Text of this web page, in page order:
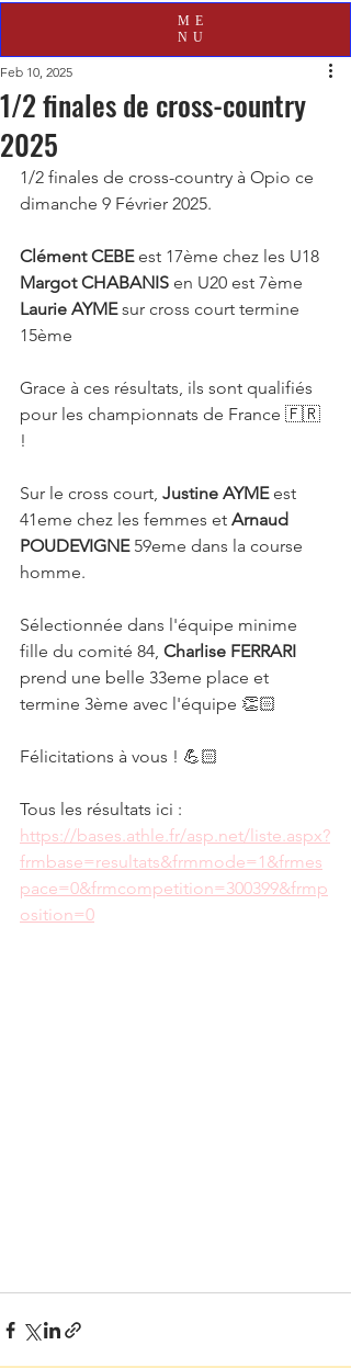
ME
NU
1/2 finales de cross-country
2025
Feb 10, 2025
1/2 finales de cross-country à Opio ce
dimanche 9 Février 2025.
Clément CEBE est 17ème chez les U18
Margot CHABANIS en U20 est 7ème
Laurie AYME sur cross court termine
15ème
Grace à ces résultats, ils sont qualifiés
pour les championnats de France 🇫🇷
!
Sur le cross court, Justine AYME est
41eme chez les femmes et Arnaud
POUDEVIGNE 59eme dans la course
homme.
Sélectionnée dans l'équipe minime
fille du comité 84, Charlise FERRARI
prend une belle 33eme place et
termine 3ème avec l'équipe 👏🏻
Félicitations à vous ! 💪🏻
Tous les résultats ici :
https://bases.athle.fr/asp.net/liste.aspx?
frmbase=resultats&frmmode=1&frmes
pace=0&frmcompetition=300399&frmp
osition=0